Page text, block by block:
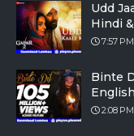
Udd
Hindi
7:57 PM
Binte
English
2:08 PM